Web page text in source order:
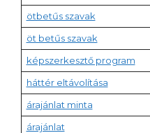
ötbetűs szavak
öt betűs szavak
képszerkesztő program
háttér eltávolítása
árajánlat minta
árajánlat